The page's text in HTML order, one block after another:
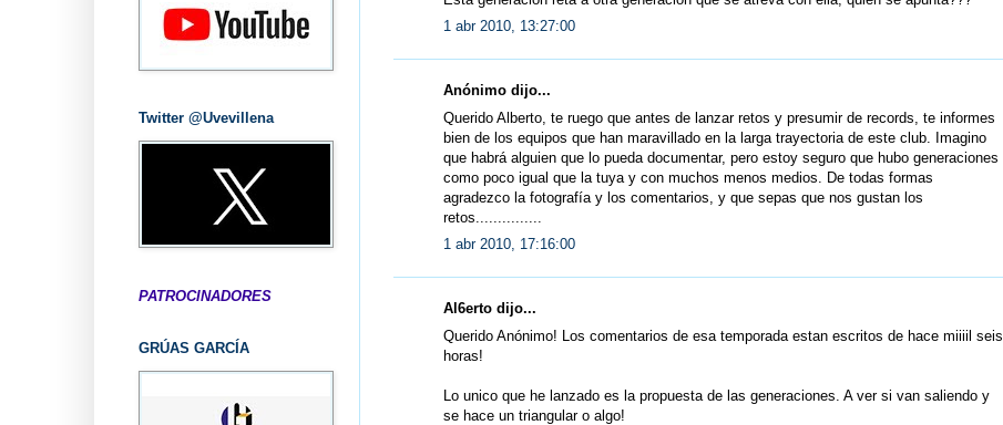
1 abr 2010, 13:27:00
Anónimo dijo...
Querido Alberto, te ruego que antes de lanzar retos y presumir de records, te informes
bien de los equipos que han maravillado en la larga trayectoria de este club. Imagino
que habrá alguien que lo pueda documentar, pero estoy seguro que hubo generaciones
como poco igual que la tuya y con muchos menos medios. De todas formas
agradezco la fotografía y los comentarios, y que sepas que nos gustan los
retos...............
1 abr 2010, 17:16:00
Al6erto dijo...
Querido Anónimo! Los comentarios de esa temporada estan escritos de hace miiiil seis
horas!
Lo unico que he lanzado es la propuesta de las generaciones. A ver si van saliendo y
se hace un triangular o algo!
Twitter @Uvevillena
PATROCINADORES
GRÚAS GARCÍA